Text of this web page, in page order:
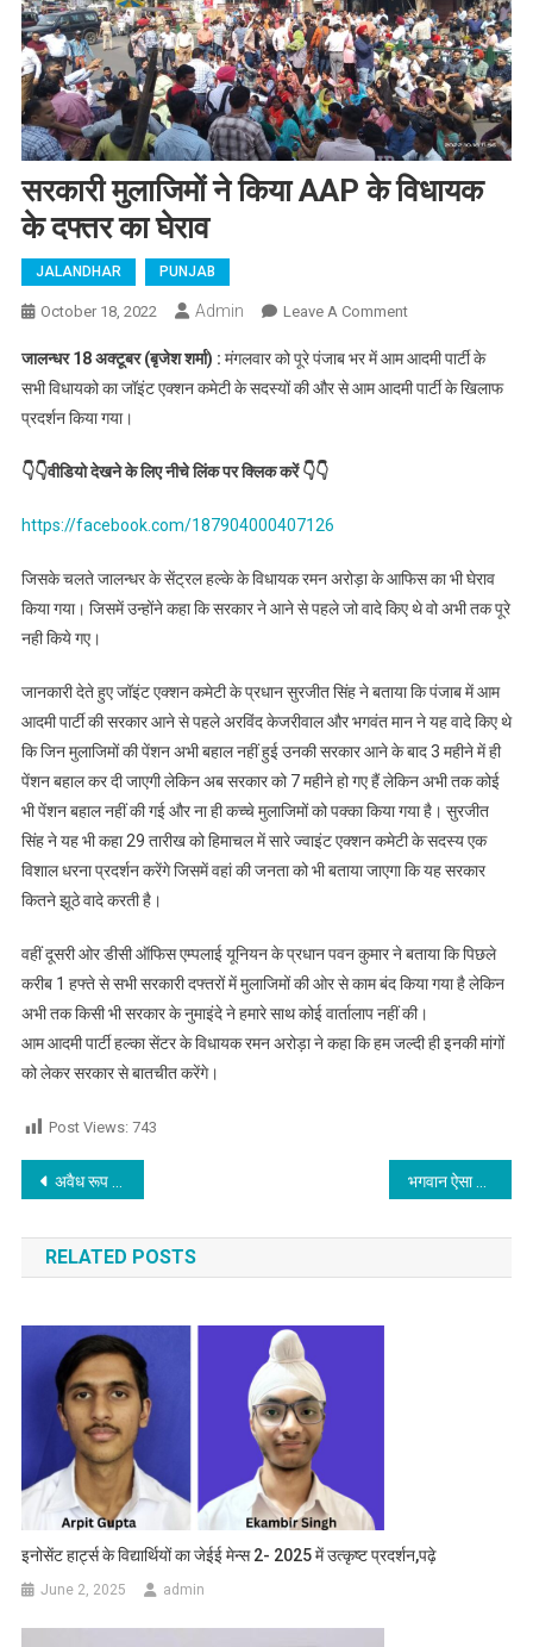
सरकारी मुलाजिमों ने किया AAP के विधायक
के दफ्तर का घेराव
JALANDHAR PUNJAB
October 18, 2022 Admin Leave A CommentOn सरकारी
AAP के विधायक
के दफ्तर का घेराव
जालन्धर 18 अक्टूबर (बृजेश शर्मा) : मंगलवार को पूरे पंजाब भर में आम आदमी पार्टी के
सभी विधायको का जॉइंट एक्शन कमेटी के सदस्यों की और से आम आदमी पार्टी के खिलाफ
प्रदर्शन किया गया।
👇👇वीडियो देखने के लिए नीचे लिंक पर क्लिक करें 👇👇
https://facebook.com/187904000407126
जिसके चलते जालन्धर के सेंट्रल हल्के के विधायक रमन अरोड़ा के आफिस का भी घेराव
किया गया। जिसमें उन्होंने कहा कि सरकार ने आने से पहले जो वादे किए थे वो अभी तक पूरे
नही किये गए।
जानकारी देते हुए जॉइंट एक्शन कमेटी के प्रधान सुरजीत सिंह ने बताया कि पंजाब में आम
आदमी पार्टी की सरकार आने से पहले अरविंद केजरीवाल और भगवंत मान ने यह वादे किए थे
कि जिन मुलाजिमों की पेंशन अभी बहाल नहीं हुई उनकी सरकार आने के बाद 3 महीने में ही
पेंशन बहाल कर दी जाएगी लेकिन अब सरकार को 7 महीने हो गए हैं लेकिन अभी तक कोई
भी पेंशन बहाल नहीं की गई और ना ही कच्चे मुलाजिमों को पक्का किया गया है। सुरजीत
सिंह ने यह भी कहा 29 तारीख को हिमाचल में सारे ज्वाइंट एक्शन कमेटी के सदस्य एक
विशाल धरना प्रदर्शन करेंगे जिसमें वहां की जनता को भी बताया जाएगा कि यह सरकार
कितने झूठे वादे करती है।
वहीं दूसरी ओर डीसी ऑफिस एम्पलाई यूनियन के प्रधान पवन कुमार ने बताया कि पिछले
करीब 1 हफ्ते से सभी सरकारी दफ्तरों में मुलाजिमों की ओर से काम बंद किया गया है लेकिन
अभी तक किसी भी सरकार के नुमाइंदे ने हमारे साथ कोई वार्तालाप नहीं की।
आम आदमी पार्टी हल्का सेंटर के विधायक रमन अरोड़ा ने कहा कि हम जल्दी ही इनकी मांगों
को लेकर सरकार से बातचीत करेंगे।
Post Views: 743
Post navigation
अवैध रूप से बल्टर्न पार्क दुकान में रखे पटाखे पुलिस ने किए जब्त भगवान ऐसा दामाद किसी को न दे,जिसने एक पल में ही खत्म कर दिया ससुराल परिवार
RELATED POSTS
इनोसेंट हार्ट्स के विद्यार्थियों का जेईई मेन्स 2- 2025 में उत्कृष्ट प्रदर्शन,पढ़े
June 2, 2025 admin